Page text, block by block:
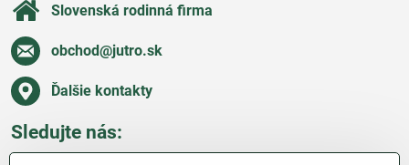
Slovenská rodinná firma
obchod​@jutro​.sk
Ďalšie kontakty
Sledujte nás: